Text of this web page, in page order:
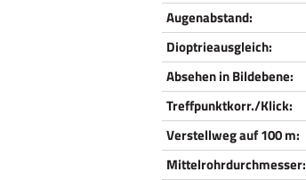
Augenabstand:
Dioptrieausgleich:
Absehen in Bildebene:
Treffpunktkorr./Klick:
Verstellweg auf 100 m:
Mittelrohrdurchmesser: